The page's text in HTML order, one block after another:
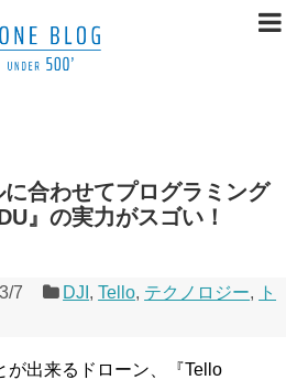
に合わせてプログラミング
』の実力がスゴい！
7 DJI ,Tello, テクノロジー,
ト
が出来るドローン、『Tello